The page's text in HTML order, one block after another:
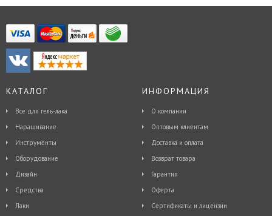
КАТАЛОГ
Все для гель-лака
Наращивание
Инструменты
Оборудование
Дизайн
Средства
Лаки
ИНФОРМАЦИЯ
О компании
Оптовым клиентам
Доставка и оплата
Возврат товара
Гарантия
Оферта
Сертификаты и лицензии